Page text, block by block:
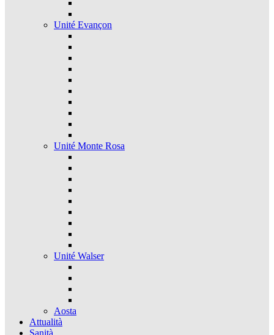
Unité Evançon
Unité Monte Rosa
Unité Walser
Aosta
Attualità
Sanità